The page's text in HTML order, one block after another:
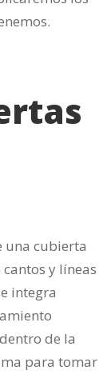
una cubierta
y líneas
integra
de la
para tomar